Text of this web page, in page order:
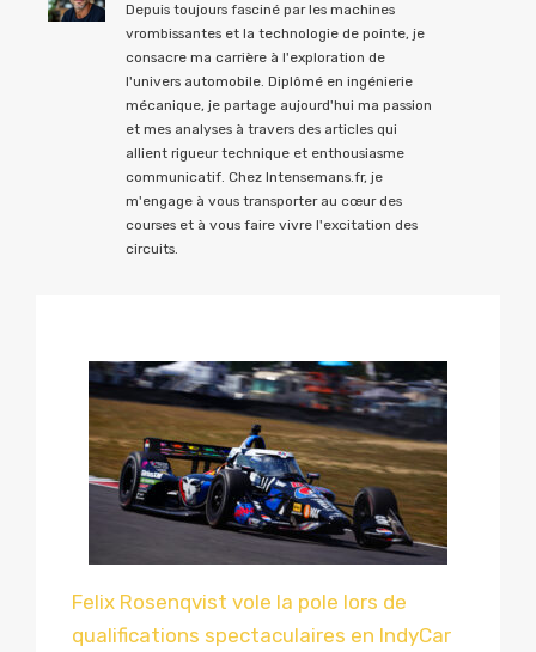
Depuis toujours fasciné par les machines
vrombissantes et la technologie de pointe, je
consacre ma carrière à l'exploration de
l'univers automobile. Diplômé en ingénierie
mécanique, je partage aujourd'hui ma passion
et mes analyses à travers des articles qui
allient rigueur technique et enthousiasme
communicatif. Chez Intensemans.fr, je
m'engage à vous transporter au cœur des
courses et à vous faire vivre l'excitation des
circuits.
Felix Rosenqvist vole la pole lors de
qualifications spectaculaires en IndyCar